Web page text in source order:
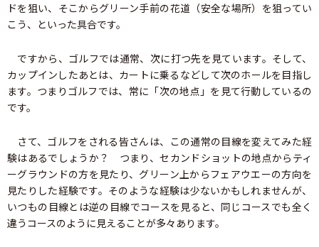
ドを狙い、そこからグリーン手前の花道（安全な場所）を狙ってい
こう、といった具合です。
ですから、ゴルフでは通常、次に打つ先を見ています。そして、
カップインしたあとは、カートに乗るなどして次のホールを目指し
ます。つまりゴルフでは、常に「次の地点」を見て行動しているの
です。
さて、ゴルフをされる皆さんは、この通常の目線を変えてみた経
験はあるでしょうか？ つまり、セカンドショットの地点からティ
ーグラウンドの方を見たり、グリーン上からフェアウエーの方向を
見たりした経験です。そのような経験は少ないかもしれませんが、
いつもの目線とは逆の目線でコースを見ると、同じコースでも全く
違うコースのように見えることが多々あります。